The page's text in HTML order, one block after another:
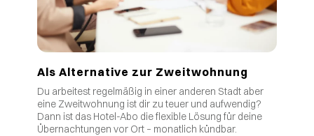
Als Alternative zur Zweitwohnung
Du arbeitest regelmäßig in einer anderen Stadt aber
eine Zweitwohnung ist dir zu teuer und aufwendig?
Dann ist das Hotel-Abo die flexible Lösung für deine
Übernachtungen vor Ort – monatlich kündbar.